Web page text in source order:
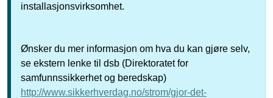
installasjonsvirksomhet.
Ønsker du mer informasjon om hva du kan gjøre selv,
se ekstern lenke til dsb (Direktoratet for
samfunnssikkerhet og beredskap)
http://www.sikkerhverdag.no/strom/gjor-det-